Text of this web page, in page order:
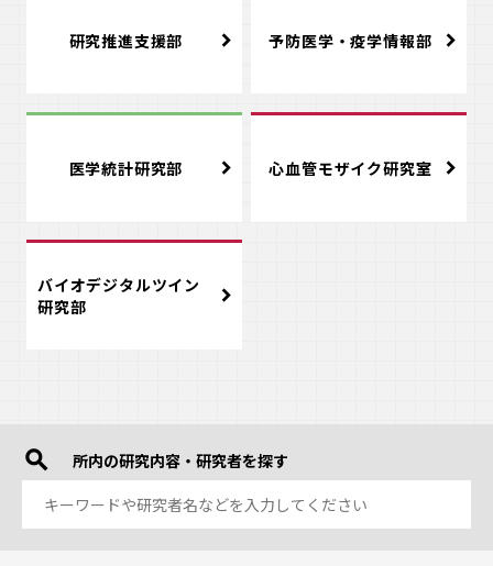
研究推進支援部 予防医学・疫学情報部
医学統計研究部 心血管モザイク研究室
バイオデジタルツイン
研究部
所内の研究内容・研究者を探す